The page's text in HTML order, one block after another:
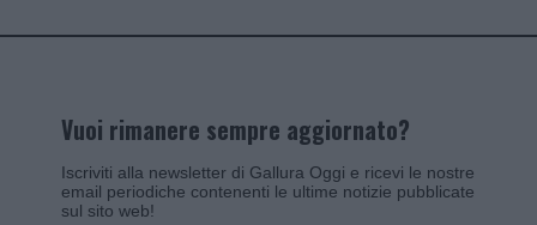
Vuoi rimanere sempre aggiornato?
Iscriviti alla newsletter di Gallura Oggi e ricevi le nostre
email periodiche contenenti le ultime notizie pubblicate
sul sito web!